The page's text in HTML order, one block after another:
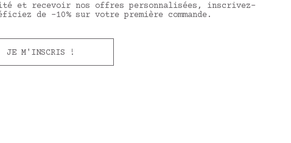
et recevoir nos offres personnalisées, inscrivez-
de -10% sur votre première commande.
JE M'INSCRIS !